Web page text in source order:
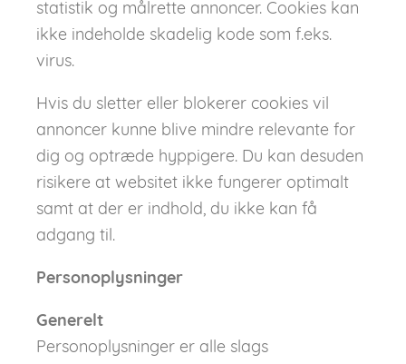
statistik og målrette annoncer. Cookies kan
ikke indeholde skadelig kode som f.eks.
virus.
Hvis du sletter eller blokerer cookies vil
annoncer kunne blive mindre relevante for
dig og optræde hyppigere. Du kan desuden
risikere at websitet ikke fungerer optimalt
samt at der er indhold, du ikke kan få
adgang til.
Personoplysninger
Generelt
Personoplysninger er alle slags